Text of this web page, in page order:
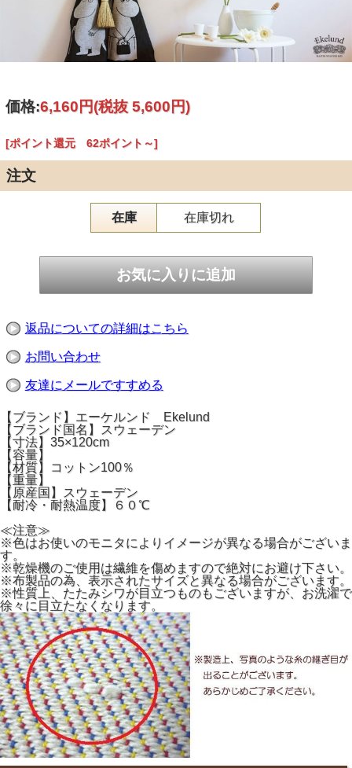
価格:6,160円(税抜 5,600円)
[ポイント還元 62ポイント～]
注文
在庫 在庫切れ
返品についての詳細はこちら
お問い合わせ
友達にメールですすめる
【ブランド】エーケルンド Ekelund
【ブランド国名】スウェーデン
【寸法】35×120cm
【容量】
【材質】コットン100％
【重量】
【原産国】スウェーデン
【耐冷・耐熱温度】６０℃
≪注意≫
※色はお使いのモニタによりイメージが異なる場合がございま
す。
※乾燥機のご使用は繊維を傷めますので絶対にお避け下さい。
※布製品の為、表示されたサイズと異なる場合がございます。
※性質上、たたみシワが目立つものもございますが、お洗濯で
徐々に目立たなくなります。